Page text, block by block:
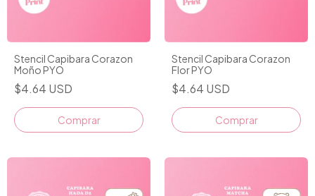
Stencil Capibara Corazon
Moño PYO
$4.64 USD
Comprar
Stencil Capibara Corazon
Flor PYO
$4.64 USD
Comprar